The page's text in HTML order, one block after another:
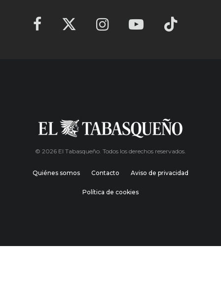
© 2026 El Tabasqueño. Todos los derechos reservados.
Quiénes somos Contacto Aviso de privacidad
Política de cookies